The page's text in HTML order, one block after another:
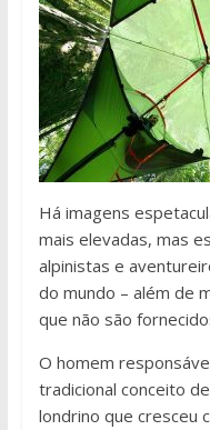
Há imagens
mais elevadas, mas
alpinistas e
do mundo – além de
que não são
O homem
tradicional conceito
londrino que cresceu